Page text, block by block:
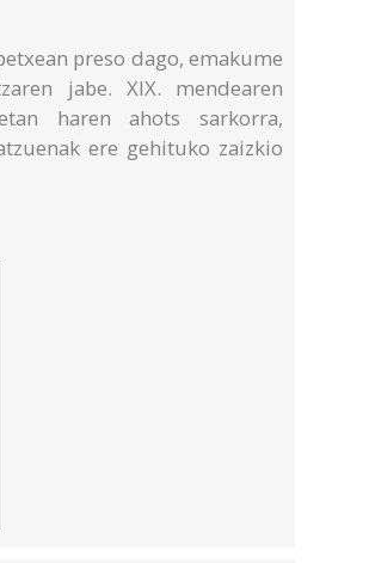
preso dago, emakume
jabe. XIX. mendearen
haren ahots sarkorra,
ere gehituko zaizkio